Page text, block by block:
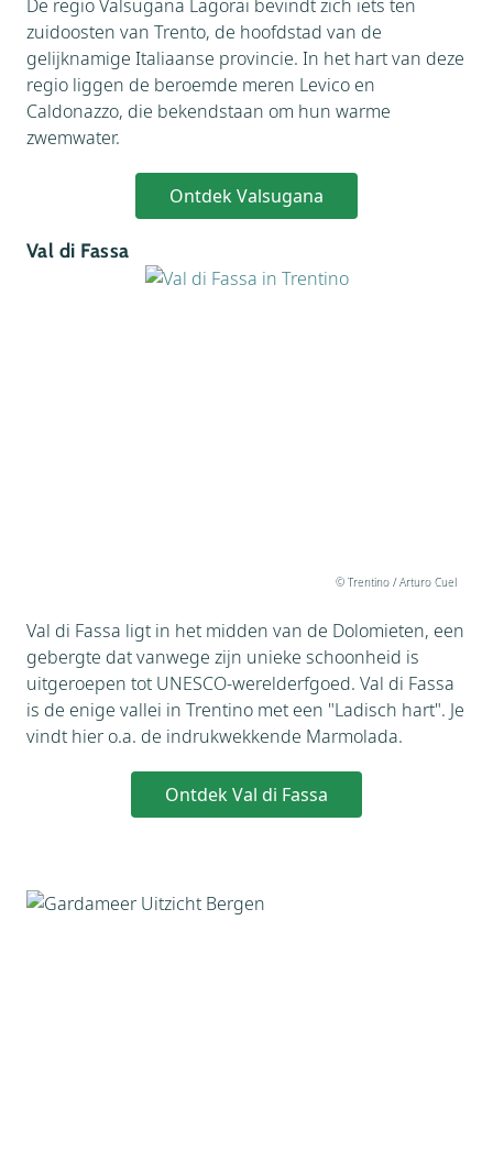
De regio Valsugana Lagorai bevindt zich iets ten
zuidoosten van Trento, de hoofdstad van de
gelijknamige Italiaanse provincie. In het hart van deze
regio liggen de beroemde meren Levico en
Caldonazzo, die bekendstaan om hun warme
zwemwater.
Ontdek Valsugana
Val di Fassa
© Trentino / Arturo Cuel
Val di Fassa ligt in het midden van de Dolomieten, een
gebergte dat vanwege zijn unieke schoonheid is
uitgeroepen tot UNESCO-werelderfgoed. Val di Fassa
is de enige vallei in Trentino met een "Ladisch hart". Je
vindt hier o.a. de indrukwekkende Marmolada.
Ontdek Val di Fassa